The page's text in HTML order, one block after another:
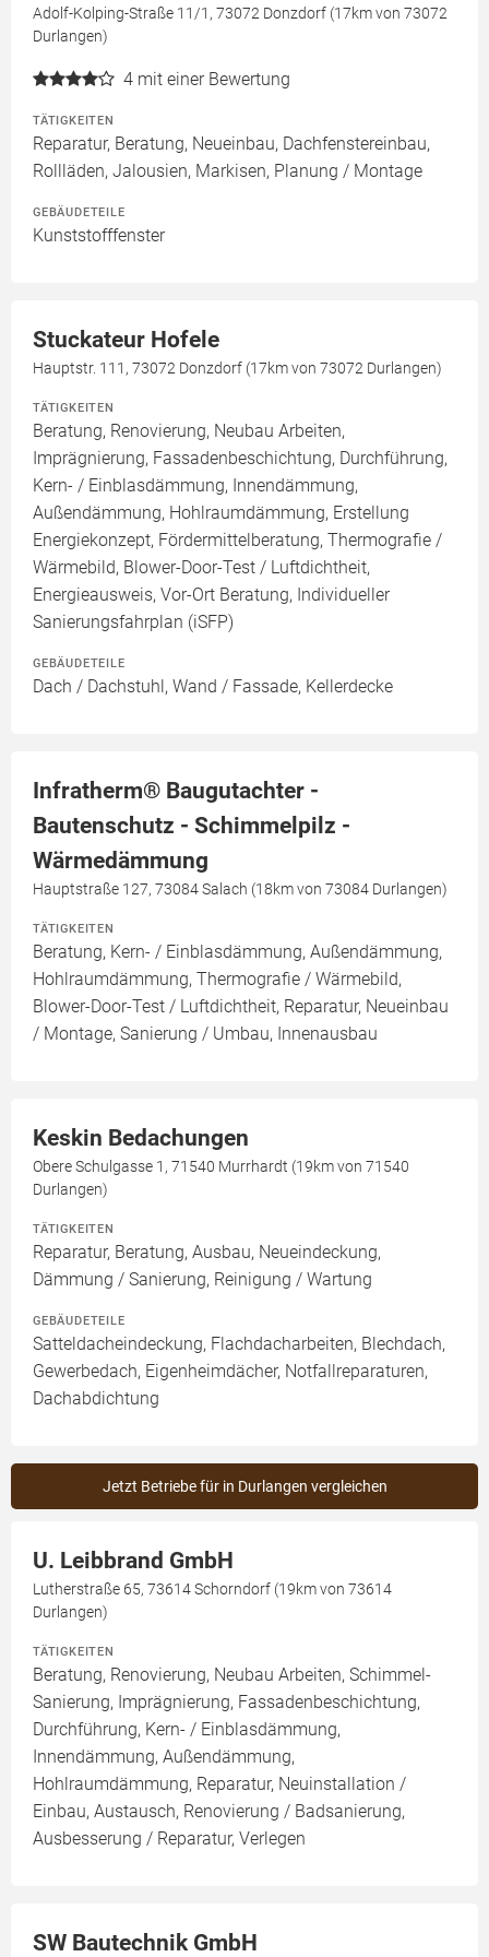
Adolf-Kolping-Straße 11/1, 73072 Donzdorf (17km von 73072
Durlangen)
4 mit einer Bewertung
TÄTIGKEITEN
Reparatur, Beratung, Neueinbau, Dachfenstereinbau,
Rollläden, Jalousien, Markisen, Planung / Montage
GEBÄUDETEILE
Kunststofffenster
Stuckateur Hofele
Hauptstr. 111, 73072 Donzdorf (17km von 73072 Durlangen)
TÄTIGKEITEN
Beratung, Renovierung, Neubau Arbeiten,
Imprägnierung, Fassadenbeschichtung, Durchführung,
Kern- / Einblasdämmung, Innendämmung,
Außendämmung, Hohlraumdämmung, Erstellung
Energiekonzept, Fördermittelberatung, Thermografie /
Wärmebild, Blower-Door-Test / Luftdichtheit,
Energieausweis, Vor-Ort Beratung, Individueller
Sanierungsfahrplan (iSFP)
GEBÄUDETEILE
Dach / Dachstuhl, Wand / Fassade, Kellerdecke
Infratherm® Baugutachter -
Bautenschutz - Schimmelpilz -
Wärmedämmung
Hauptstraße 127, 73084 Salach (18km von 73084 Durlangen)
TÄTIGKEITEN
Beratung, Kern- / Einblasdämmung, Außendämmung,
Hohlraumdämmung, Thermografie / Wärmebild,
Blower-Door-Test / Luftdichtheit, Reparatur, Neueinbau
/ Montage, Sanierung / Umbau, Innenausbau
Keskin Bedachungen
Obere Schulgasse 1, 71540 Murrhardt (19km von 71540
Durlangen)
TÄTIGKEITEN
Reparatur, Beratung, Ausbau, Neueindeckung,
Dämmung / Sanierung, Reinigung / Wartung
GEBÄUDETEILE
Satteldacheindeckung, Flachdacharbeiten, Blechdach,
Gewerbedach, Eigenheimdächer, Notfallreparaturen,
Dachabdichtung
Jetzt Betriebe für in Durlangen vergleichen
U. Leibbrand GmbH
Lutherstraße 65, 73614 Schorndorf (19km von 73614
Durlangen)
TÄTIGKEITEN
Beratung, Renovierung, Neubau Arbeiten, Schimmel-
Sanierung, Imprägnierung, Fassadenbeschichtung,
Durchführung, Kern- / Einblasdämmung,
Innendämmung, Außendämmung,
Hohlraumdämmung, Reparatur, Neuinstallation /
Einbau, Austausch, Renovierung / Badsanierung,
Ausbesserung / Reparatur, Verlegen
SW Bautechnik GmbH